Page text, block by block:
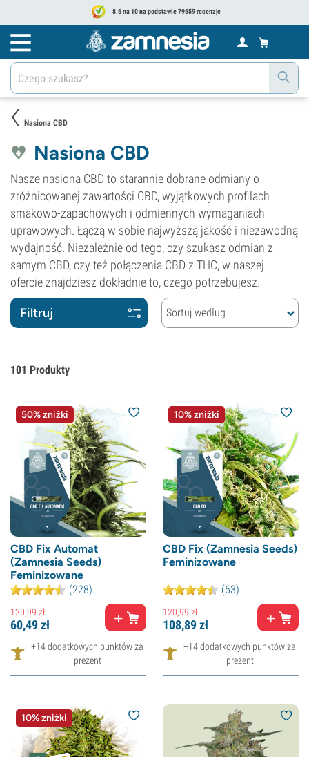
8.6 na 10 na podstawie 79659 recenzje
Nasiona CBD
Nasiona CBD
Nasze nasiona CBD to starannie dobrane odmiany o
zróżnicowanej zawartości CBD, wyjątkowych profilach
smakowo-zapachowych i odmiennych wymaganiach
uprawowych. Łączą w sobie najwyższą jakość i niezawodną
wydajność. Niezależnie od tego, czy szukasz odmian z
samym CBD, czy też połączenia CBD z THC, w naszej
ofercie znajdziesz dokładnie to, czego potrzebujesz.
Filtruj Sortuj według
101 Produkty
50% zniżki
CBD Fix Automat
(Zamnesia Seeds)
Feminizowane
(228)
120,99zł
60,49zł
+14 dodatkowych punktów za
prezent
10% zniżki
CBD Fix (Zamnesia Seeds)
Feminizowane
(63)
120,99zł
108,89zł
+14 dodatkowych punktów za
prezent
10% zniżki